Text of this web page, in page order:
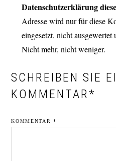
Datenschutzerklärung
Adresse wird nur für diese
eingesetzt, nicht
Nicht mehr, nicht weniger.
SCHREIBEN SIE
KOMMENTAR*
KOMMENTAR*